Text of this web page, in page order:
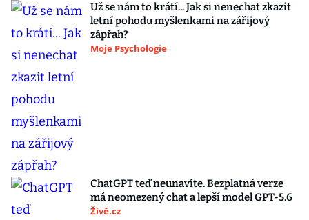
Už se nám to krátí... Jak si nenechat zkazit
letní pohodu myšlenkami na zářijový
zápřah?
Moje Psychologie
ChatGPT teď neunavíte. Bezplatná verze
má neomezený chat a lepší model GPT-5.6
Živě.cz